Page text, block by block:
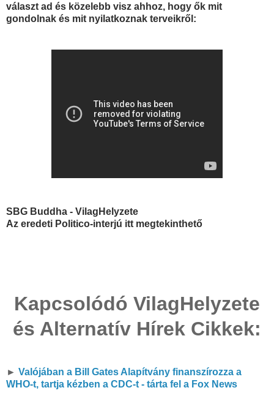
választ ad és közelebb visz ahhoz, hogy ők mit
gondolnak és mit nyilatkoznak terveikről:
SBG Buddha - VilagHelyzete
Az eredeti Politico-interjú itt megtekinthető
Kapcsolódó VilagHelyzete
és Alternatív Hírek Cikkek:
► Valójában a Bill Gates Alapítvány finanszírozza a
WHO-t, tartja kézben a CDC-t - tárta fel a Fox News